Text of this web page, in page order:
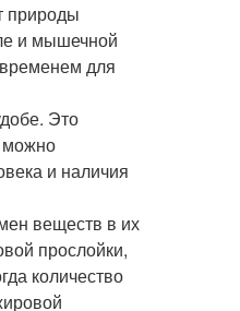
природы
и мышечной
для
Это
можно
и наличия
веществ в их
прослойки,
количество